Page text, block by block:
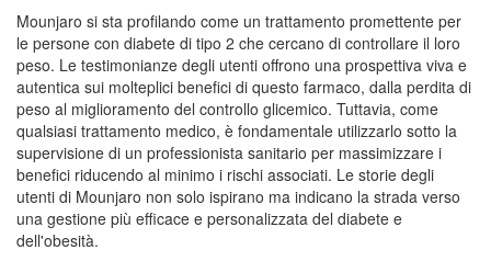
Mounjaro si sta profilando come un trattamento promettente per
le persone con diabete di tipo 2 che cercano di controllare il loro
peso. Le testimonianze degli utenti offrono una prospettiva viva e
autentica sui molteplici benefici di questo farmaco, dalla perdita di
peso al miglioramento del controllo glicemico. Tuttavia, come
qualsiasi trattamento medico, è fondamentale utilizzarlo sotto la
supervisione di un professionista sanitario per massimizzare i
benefici riducendo al minimo i rischi associati. Le storie degli
utenti di Mounjaro non solo ispirano ma indicano la strada verso
una gestione più efficace e personalizzata del diabete e
dell'obesità.